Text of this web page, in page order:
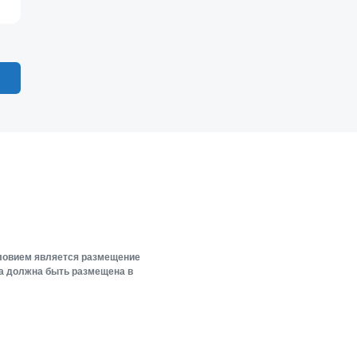
является размещение
должна быть размещена в